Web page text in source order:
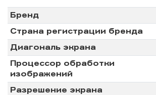
Бренд
Страна регистрации бренда
Диагональ экрана
Процессор обработки
изображений
Разрешение экрана